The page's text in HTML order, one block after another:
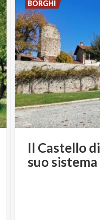
Il Castellodi
suosistema
BORGHI